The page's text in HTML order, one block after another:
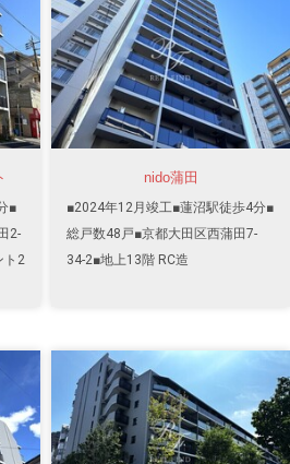
■
2-
ト2
nido蒲田
■2024年12月竣工■蓮沼駅徒歩4分■
総戸数48戸■京都大田区西蒲田7-
34-2■地上13階 RC造